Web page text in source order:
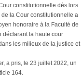
constitutionnelle dès lors
de la Cour constitutionnelle a
honoraire à la Faculté de
déclarant la haute cour
les milieux de la justice et
a pris, le 23 juillet 2022, un
164.